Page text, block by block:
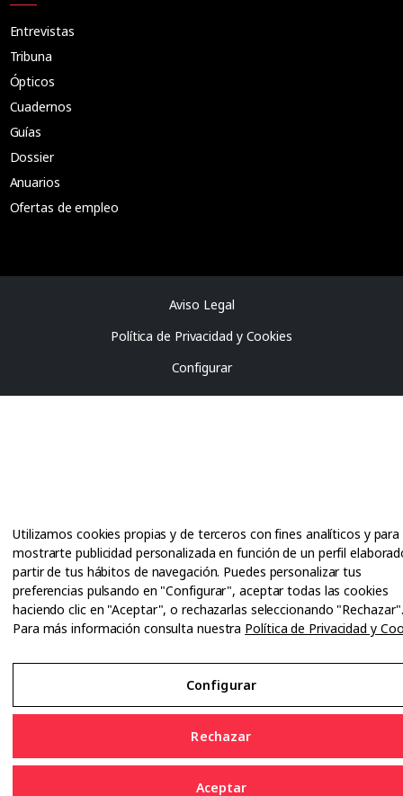
Entrevistas
Tribuna
Ópticos
Cuadernos
Guías
Dossier
Anuarios
Ofertas de empleo
Utilizamos cookies propias y de terceros con fines analíticos y para
mostrarte publicidad personalizada en función de un perfil
partir de tus hábitos de navegación. Puedes personalizar tus
preferencias pulsando en "Configurar", aceptar todas las cookies
haciendo clic en "Aceptar", o rechazarlas seleccionando
Para más información consulta nuestra Política de Privacidad y
Configurar
Rechazar
Aceptar
Aviso Legal
Política de Privacidad y Cookies
Configurar